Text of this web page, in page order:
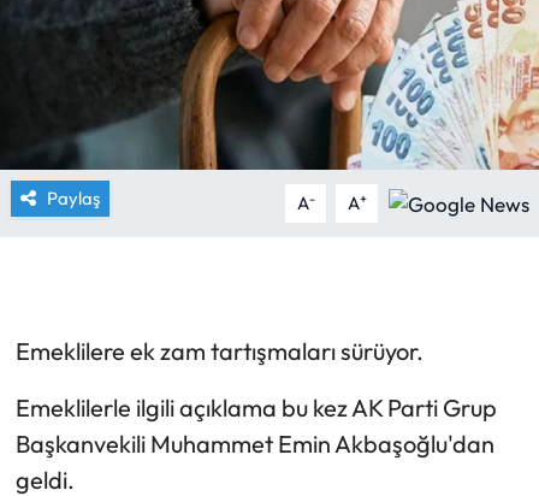
Paylaş A- A+
Emeklilere ek zam tartışmaları sürüyor.
Emeklilerle ilgili açıklama bu kez AK Parti Grup
Başkanvekili Muhammet Emin Akbaşoğlu'dan
geldi.